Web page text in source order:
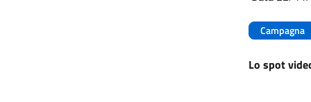
Campagna
Lo spot